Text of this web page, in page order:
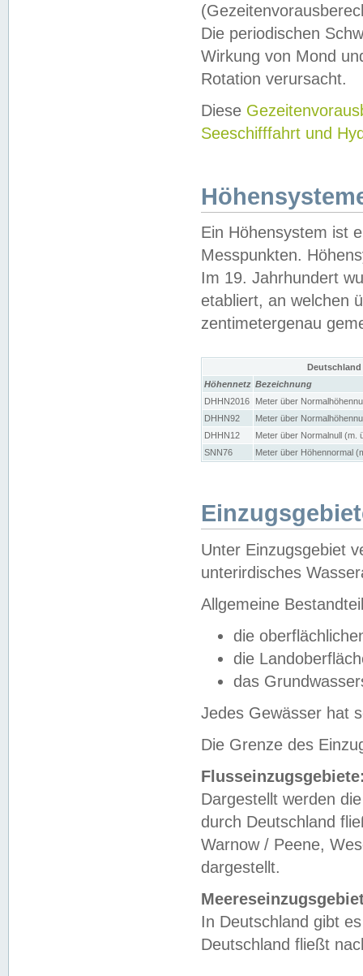
Die periodischen
Wirkung von Mond
Rotation verursacht.
Diese
Seeschifffahrt und
Ein Höhensystem ist
Messpunkten.
Im 19. Jahrhundert
etabliert, an welchen
zentimetergenau
Höhennetz Bezeichnung
DHHN2016
Meter über
DHHN92
Meter über
DHHN12
Meter über Normalnull (m.
SNN76
Meter über Höhennormal
Unter Einzugsgebiet
unterirdisches
Allgemeine
die
die
das
Jedes Gewässer hat
Die Grenze des
Dargestellt werden
durch Deutschland
Warnow / Peene,
dargestellt.
In Deutschland gibt
Deutschland fließt